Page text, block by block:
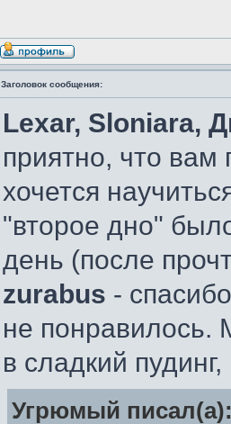
Заголовок сообщения:
Lexar, Sloniara,
приятно, что вам
хочется
"второе дно"
день (после
zurabus -
не понравилось.
в сладкий
Угрюмый